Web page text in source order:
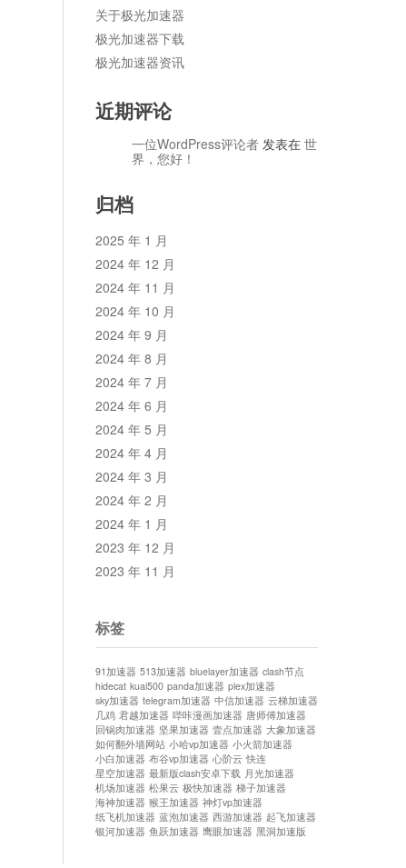
关于极光加速器
极光加速器下载
极光加速器资讯
近期评论
一位WordPress评论者 发表在 世
界，您好！
归档
2025 年 1 月
2024 年 12 月
2024 年 11 月
2024 年 10 月
2024 年 9 月
2024 年 8 月
2024 年 7 月
2024 年 6 月
2024 年 5 月
2024 年 4 月
2024 年 3 月
2024 年 2 月
2024 年 1 月
2023 年 12 月
2023 年 11 月
标签
91加速器 513加速器 bluelayer加速器 clash节点
hidecat kuai500 panda加速器 plex加速器
sky加速器 telegram加速器 中信加速器 云梯加速器
几鸡 君越加速器 哔咔漫画加速器 唐师傅加速器
回锅肉加速器 坚果加速器 壹点加速器 大象加速器
如何翻外墙网站 小哈vp加速器 小火箭加速器
小白加速器 布谷vp加速器 心阶云 快连
星空加速器 最新版clash安卓下载 月光加速器
机场加速器 松果云 极快加速器 梯子加速器
海神加速器 猴王加速器 神灯vp加速器
纸飞机加速器 蓝泡加速器 西游加速器 起飞加速器
银河加速器 鱼跃加速器 鹰眼加速器 黑洞加速版